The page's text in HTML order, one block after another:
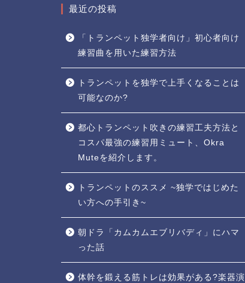
最近の投稿
「トランペット独学者向け」初心者向け
練習曲を用いた練習方法
トランペットを独学で上手くなることは
可能なのか?
都心トランペット吹きの練習工夫方法と
コスパ最強の練習用ミュート、Okra
Muteを紹介します。
トランペットのススメ ~独学ではじめた
い方への手引き~
朝ドラ「カムカムエブリバディ」にハマ
った話
体幹を鍛える筋トレは効果がある?楽器演